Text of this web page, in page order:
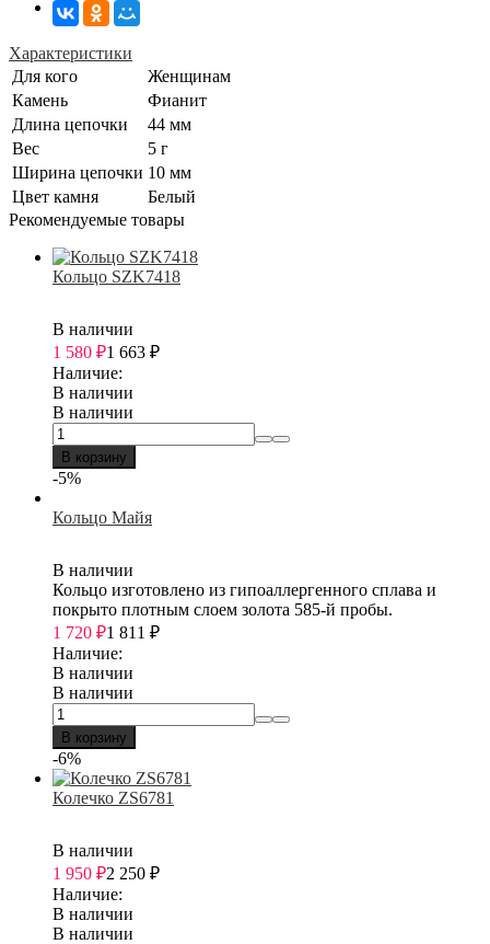
Характеристики
Для кого
Женщинам
Камень
Фианит
Длина цепочки
44 мм
Вес
5 г
Ширина цепочки 10 мм
Цвет камня
Белый
Рекомендуемые товары
Кольцо SZK7418
В наличии
1 580 ₽1 663 ₽
Наличие:
В наличии
В наличии
В корзину
-5%
Кольцо Майя
В наличии
Кольцо изготовлено из гипоаллергенного сплава и
покрыто плотным слоем золота 585-й пробы.
1 720 ₽1 811 ₽
Наличие:
В наличии
В наличии
В корзину
-6%
Колечко ZS6781
В наличии
1 950 ₽2 250 ₽
Наличие:
В наличии
В наличии